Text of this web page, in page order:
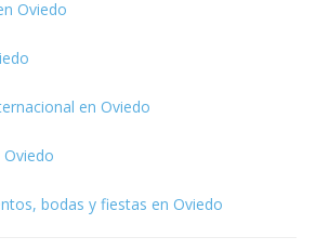
Oviedo
en Oviedo
bodas y fiestas en Oviedo